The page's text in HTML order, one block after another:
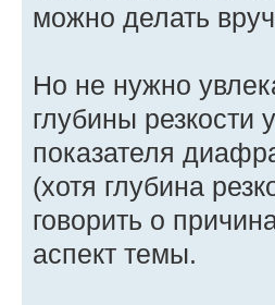
можно делать
Но не нужно
глубины
показателя
(хотя глубина
говорить о
аспект темы.